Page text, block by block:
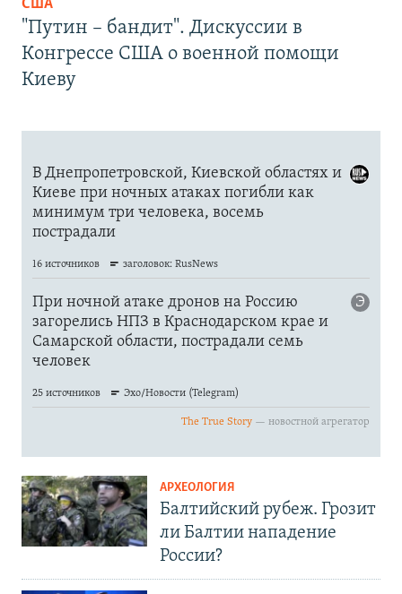
США
"Путин – бандит". Дискуссии в
Конгрессе США о военной помощи
Киеву
АРХЕОЛОГИЯ
Балтийский рубеж. Грозит
ли Балтии нападение
России?